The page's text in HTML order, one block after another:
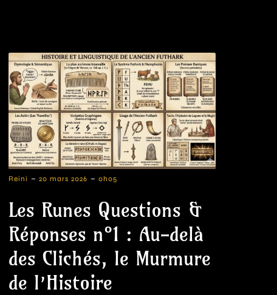
Reini - 20 mars 2026 - 0h05
Les Runes Questions &
Réponses n°1 : Au-delà
des Clichés, le Murmure
de l’Histoire